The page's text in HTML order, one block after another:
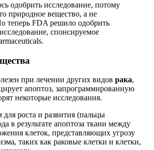
одобрить исследование, потому
природное вещество, а не
теперь FDA решило одобрить
спонсируемое
при лечении других видов рака,
апоптоз, запрограммированную
некоторые исследования.
роста и развития (пальцы
в результате апоптоза ткани между
клеток, представляющих угрозу
таких как раковые клетки и клетки,